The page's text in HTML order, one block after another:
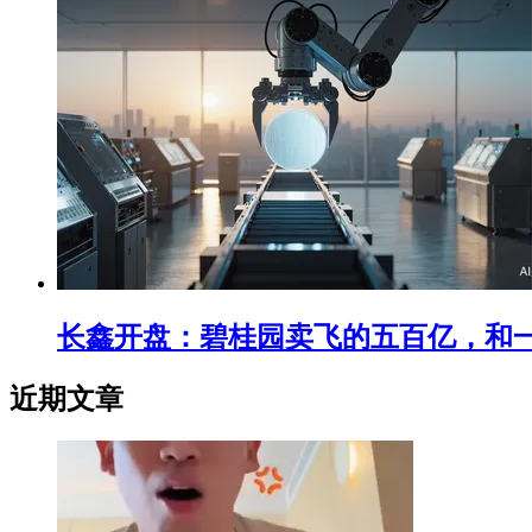
长鑫开盘：碧桂园卖飞的五百亿，和
近期文章